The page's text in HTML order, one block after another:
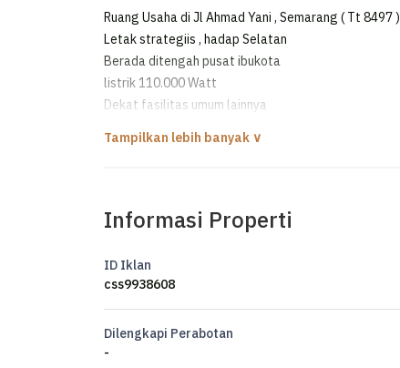
Ruang Usaha di Jl Ahmad Yani , Semarang ( Tt 8497 )
Letak strategiis , hadap Selatan
Berada ditengah pusat ibukota
listrik 110.000 Watt
Dekat fasilitas umum lainnya
Informasi Properti
ID Iklan
css9938608
Dilengkapi Perabotan
-